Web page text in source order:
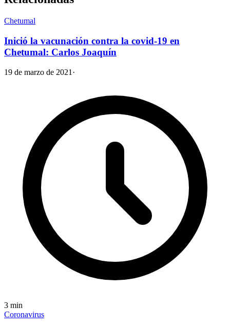
Chetumal
Inició la vacunación contra la covid-19 en
Chetumal: Carlos Joaquín
19 de marzo de 2021 ·
3 min
Coronavirus